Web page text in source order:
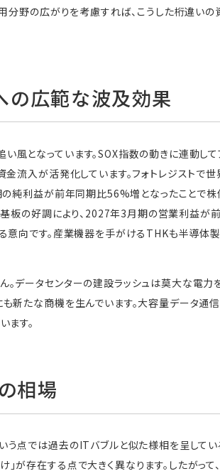
分野の広がりを考慮すれば、こうした桁違い
の広範な波及効果
となっています。SOX指数の動きに連動して
流入が活発化しています。フォトレジストで
利益が前年同期比56%増となったことで株
板の好調により、2027年3月期の営業利益が
向です。産業機器を手がけるTHKも半導体
。データセンターの建設ラッシュは莫大な電
新たな商機を生んでいます。大容量データ通
ます。
相場
う点では過去のITバブルと似た様相を呈して
が存在する点で大きく異なります。したがっ